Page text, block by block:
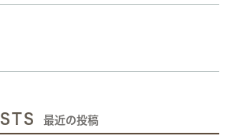
最近の投稿